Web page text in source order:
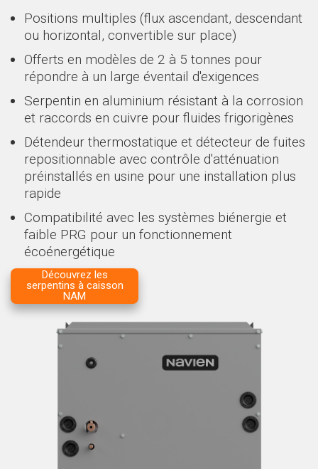
Positions multiples (flux ascendant, descendant
ou horizontal, convertible sur place)
Offerts en modèles de 2 à 5 tonnes pour
répondre à un large éventail d'exigences
Serpentin en aluminium résistant à la corrosion
et raccords en cuivre pour fluides frigorigènes
Détendeur thermostatique et détecteur de fuites
repositionnable avec contrôle d'atténuation
préinstallés en usine pour une installation plus
rapide
Compatibilité avec les systèmes biénergie et
faible PRG pour un fonctionnement
écoénergétique
Découvrez les
serpentins à caisson
NAM